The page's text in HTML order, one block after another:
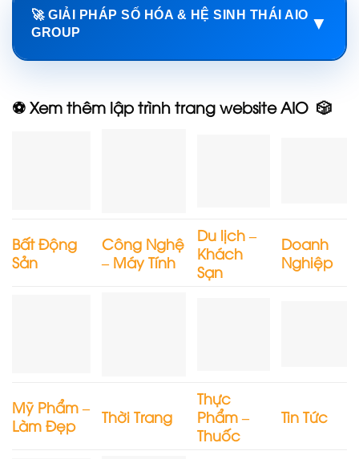
🚀 GIẢI PHÁP SỐ HÓA & HỆ SINH THÁI AIO
GROUP
▼
⚽ Xem thêm lập trình trang website AIO 🎲
Bất Động
Sản
Công Nghệ
– Máy Tính
Du lịch –
Khách
Sạn
Doanh
Nghiệp
Mỹ Phẩm –
Làm Đẹp
Thời Trang
Thực
Phẩm –
Thuốc
Tin Tức